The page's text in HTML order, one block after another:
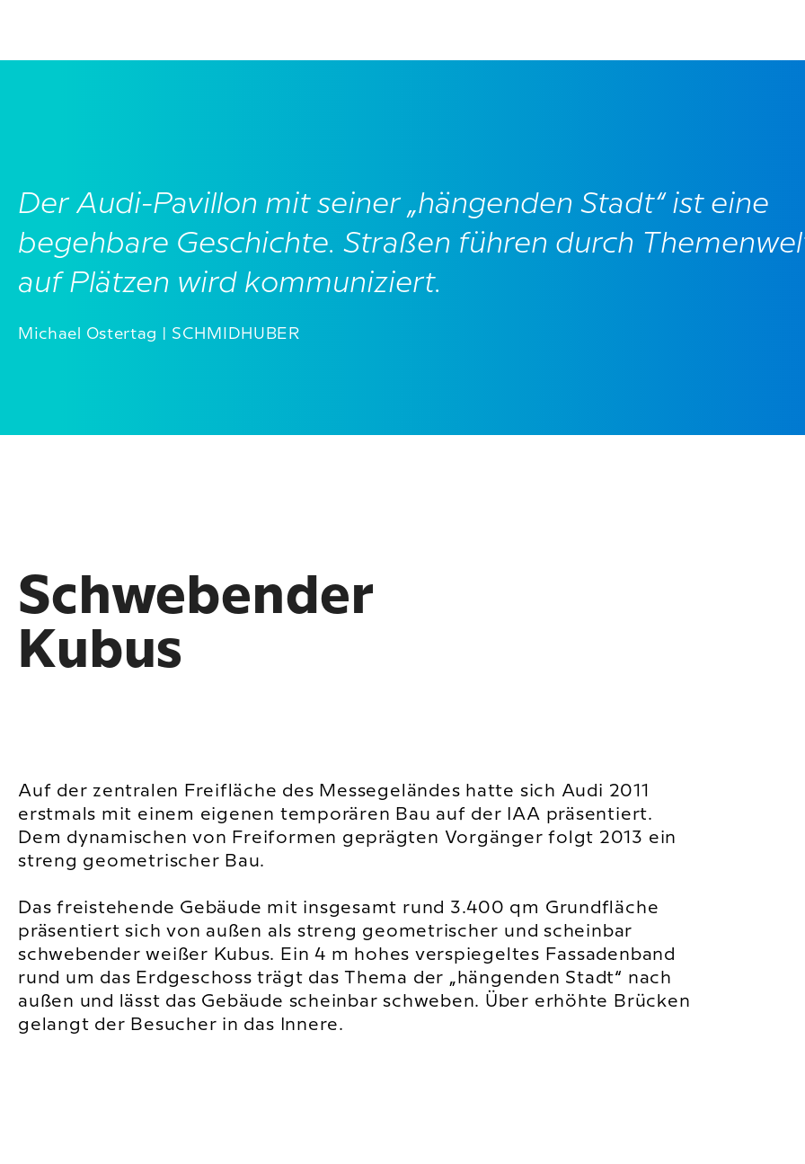
Der Audi-Pavillon mit seiner „hängenden Stadt“ ist eine
begehbare Geschichte. Straßen führen durch
auf Plätzen wird kommuniziert.
Michael Ostertag | SCHMIDHUBER
Schwebender
Kubus
Auf der zentralen Freifläche des Messegeländes hatte sich Audi 2011
erstmals mit einem eigenen temporären Bau auf der IAA präsentiert.
Dem dynamischen von Freiformen geprägten Vorgänger folgt 2013 ein
streng geometrischer Bau.
Das freistehende Gebäude mit insgesamt rund 3.400 qm Grundfläche
präsentiert sich von außen als streng geometrischer und scheinbar
schwebender weißer Kubus. Ein 4 m hohes verspiegeltes Fassadenband
rund um das Erdgeschoss trägt das Thema der „hängenden Stadt“ nach
außen und lässt das Gebäude scheinbar schweben. Über erhöhte Brücken
gelangt der Besucher in das Innere.